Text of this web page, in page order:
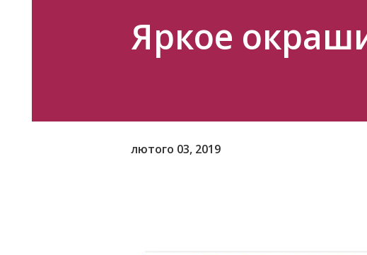
Яркое
лютого 03, 2019